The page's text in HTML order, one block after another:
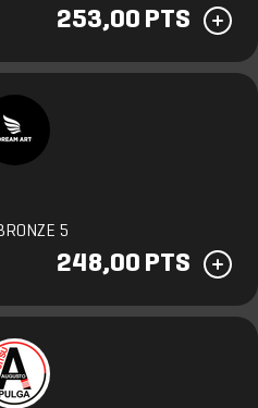
253,00 PTS
5
248,00 PTS